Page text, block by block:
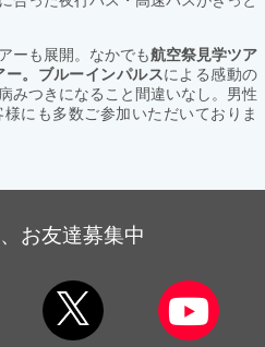
ーも展開。なかでも航空祭見学ツア
。ブルーインパルスによる感動の
みつきになること間違いなし。男性
にも多数ご参加いただいておりま
お友達募集中